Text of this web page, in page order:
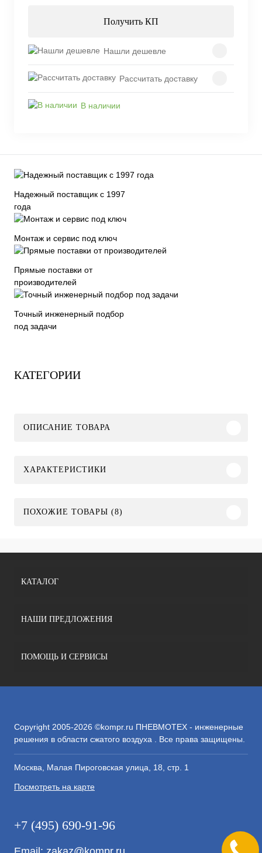
Получить КП
Нашли дешевле
Рассчитать доставку
В наличии
Надежный поставщик с 1997
года
Монтаж и сервис под ключ
Прямые поставки от
производителей
Точный инженерный подбор
под задачи
КАТЕГОРИИ
ОПИСАНИЕ ТОВАРА
ХАРАКТЕРИСТИКИ
ПОХОЖИЕ ТОВАРЫ (8)
КАТАЛОГ
НАШИ ПРЕДЛОЖЕНИЯ
ПОМОЩЬ И СЕРВИСЫ
Copyright 2005-2026 ©kompr.ru ПНЕВМОТЕХ - инженерные
решения в области сжатого воздуха . Все права защищены.
Москва, Малая Пироговская улица, 18, стр. 1
Посмотреть на карте
+7 (495) 690-91-96